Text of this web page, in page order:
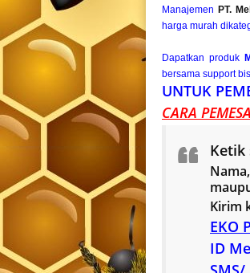
Manajemen PT.
harga murah
Dapatkan produk
bersama support
UNTUK
CARA
Ketik
Kirim
EKO
ID